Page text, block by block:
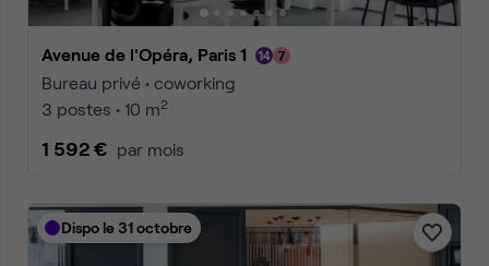
Avenue de l'Opéra, Paris 1
Bureau privé • coworking
3 postes • 10 m2
1 592 € par mois
Dispo le 31 octobre